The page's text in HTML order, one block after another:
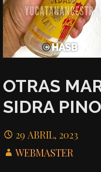
OTRAS
SIDRA PINO
29 ABRIL, 2023
WEBMASTER